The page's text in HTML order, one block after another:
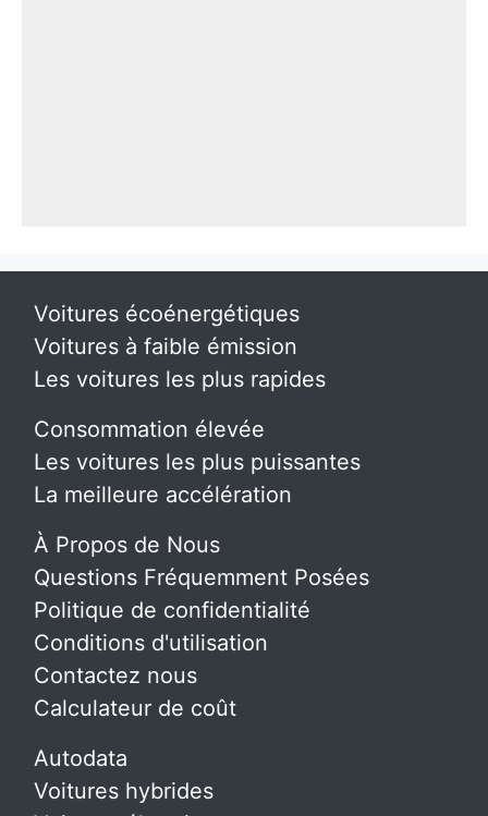
Voitures écoénergétiques
Voitures à faible émission
Les voitures les plus rapides
Consommation élevée
Les voitures les plus puissantes
La meilleure accélération
À Propos de Nous
Questions Fréquemment Posées
Politique de confidentialité
Conditions d'utilisation
Contactez nous
Calculateur de coût
Autodata
Voitures hybrides